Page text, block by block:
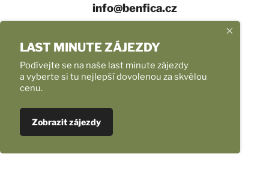
LAST MINUTE ZÁJEZDY
Podívejte se na naše last minute zájezdy
a vyberte si tu nejlepší dovolenou za skvělou
cenu.
Zobrazit zájezdy
info@benfica.cz
Provozní doba
Ubytování v Chorvatsku NOVINKA